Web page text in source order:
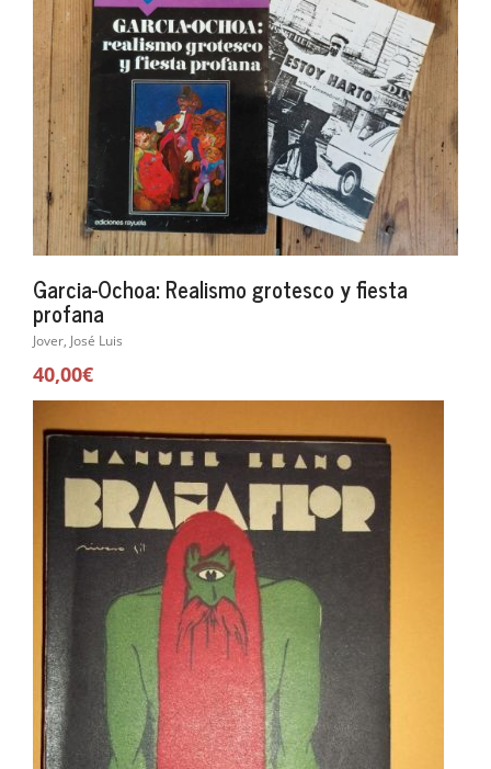
Garcia-Ochoa: Realismo grotesco y fiesta
profana
Jover, José Luis
40,00€